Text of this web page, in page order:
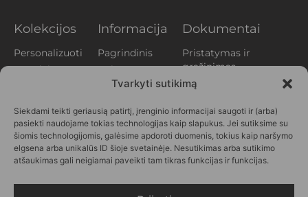
Tvarkyti sutikimą
Siekdami teikti geriausią patirtį, įrenginio informacijai saugoti ir (arba)
pasiekti naudojame tokias technologijas kaip slapukus. Jei sutiksime su
šiomis technologijomis, galėsime apdoroti duomenis, tokius kaip naršymo
elgsena arba unikalūs ID šioje svetainėje. Nesutikimas arba sutikimo
atšaukimas gali neigiamai paveikti tam tikras funkcijas ir funkcijas.
Kolekcijos
Personalizuoti
Augalai
Printai
Vasara
Personažai
Informacija
Pagrindinis
Apie mus
Klientų
Kontaktai
DUK
Verslui
Dokumentai
Pristatymas ir
grąžinimas
Privatumo
Slapukų politika
(EU)
SEKITE